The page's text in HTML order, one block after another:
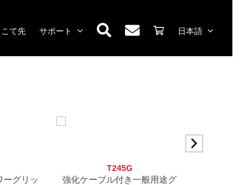
て先 サポート 日本語
ーグリッ
T245G
強化ケーブル付き一般用途グ